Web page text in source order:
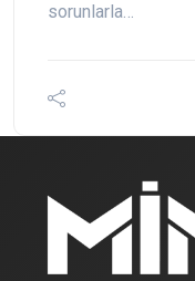
sorunlarla…